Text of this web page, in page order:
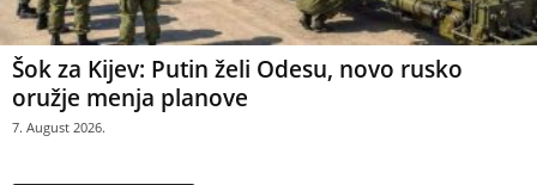
Šok za Kijev: Putin želi Odesu, novo rusko
oružje menja planove
7. August 2026.